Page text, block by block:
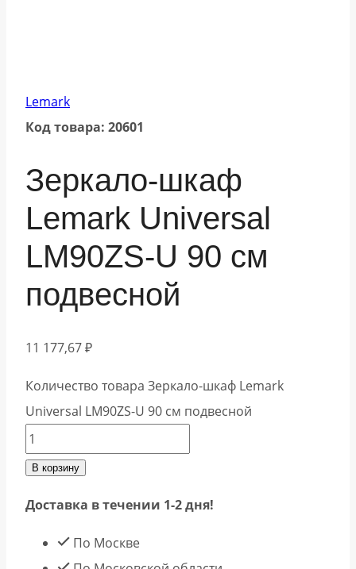
Lemark
Код товара: 20601
Зеркало-шкаф
Lemark Universal
LM90ZS-U 90 см
подвесной
11 177,67₽
Количество товара Зеркало-шкаф Lemark
Universal LM90ZS-U 90 см подвесной
В корзину
Доставка в течении 1-2 дня!
По Москве